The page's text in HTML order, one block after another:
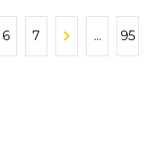
6 7 ... 95